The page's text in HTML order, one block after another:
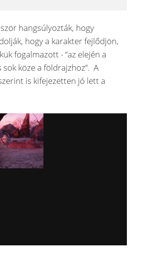
hangsúlyozták, hogy
hogy a karakter fejlődjön,
fogalmazott - “az elején a
köze a földrajzhoz”. A
is kifejezetten jó lett a